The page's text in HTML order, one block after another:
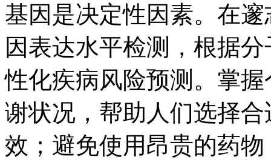
基因是决定性因素。在
因表达水平检测，根据
性化疾病风险预测。掌
谢状况，帮助人们选择
效；避免使用昂贵的药